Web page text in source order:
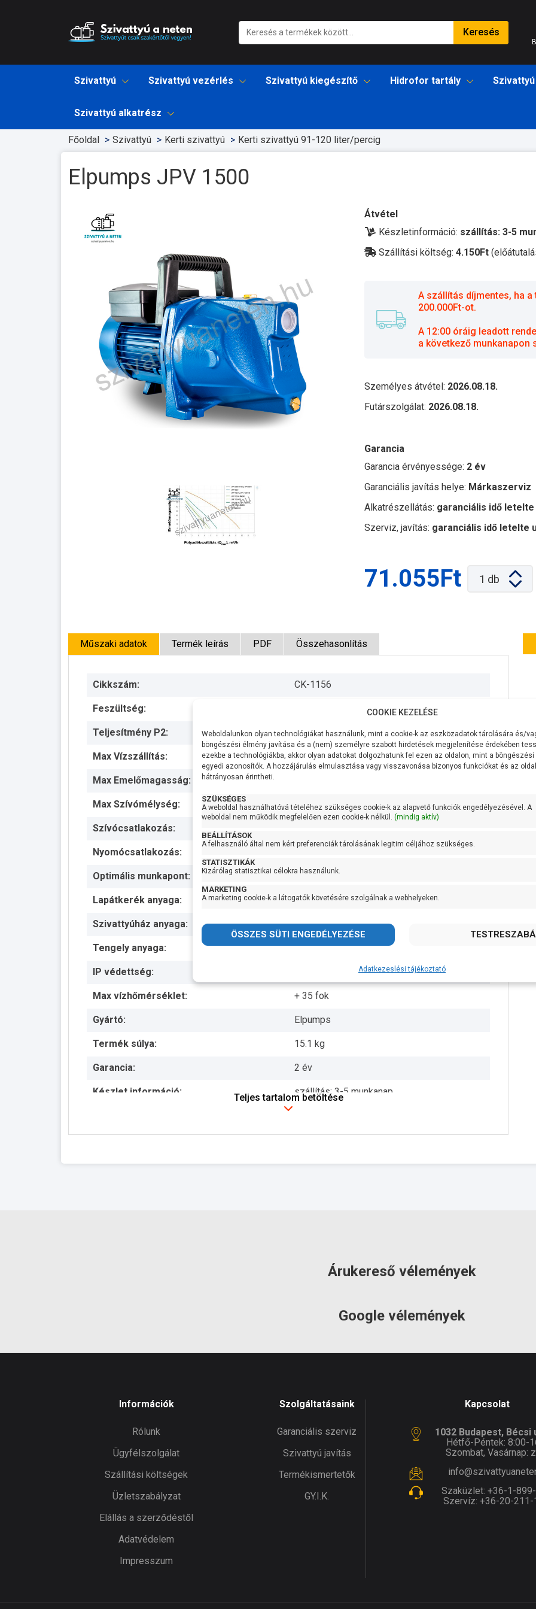
Keresés
Szivattyú Szivattyú vezérlés Szivattyú kiegészítő Hidrofor tartály
Szivattyú alkatrész
Főoldal Szivattyú Kerti szivattyú Kerti szivattyú 91-120 liter/percig
Elpumps JPV 1500
Átvétel
Készletinformáció: szállítás: 3-5
Szállítási költség: 4.150Ft
A szállítás díjmentes, ha
200.000Ft-ot.
A 12:00 óráig leadott
a következő munkanapon
Személyes átvétel: 2026.08.18.
Futárszolgálat: 2026.08.18.
Garancia
Garancia érvényessége: 2 év
Garanciális javítás helye: Márkaszerviz
Alkatrészellátás: garanciális idő letelte
Szerviz, javítás: garanciális idő letelte
71.055Ft 1 db
Műszaki adatok Termék leírás PDF Összehasonlítás
Cikkszám: CK-1156
Feszültség:
Teljesítmény P2: 1500W
Max Vízszállítás: 105 liter/perc
Max Emelőmagasság:
Max Szívómélység: 9 méter
Szívócsatlakozás:
Nyomócsatlakozás: 1 coll
Optimális munkapont: 25 méteren 55 liter/perc
Lapátkerék anyaga: Noryl PPO
Szivattyúház anyaga: Öntvény
Tengely anyaga: Rozsdamentes acél
IP védettség:
Max vízhőmérséklet: + 35 fok
Gyártó: Elpumps
Termék súlya: 15.1 kg
Garancia: 2 év
Készlet információ: szállítás: 3-5 munkanap
Teljes tartalom betöltése
Árukereső vélemények
Google vélemények
Információk
Rólunk
Ügyfélszolgálat
Szállítási költségek
Üzletszabályzat
Elállás a szerződéstől
Adatvédelem
Impresszum
Szolgáltatásaink
Garanciális szerviz
Szivattyú javítás
Termékismertetők
GY.I.K.
Kapcsolat
1032 Budapest, Bécsi
Hétfő-Péntek: 8:00-
Szombat, Vasárnap:
Szaküzlet: +36-1-
Szervíz: +36-20-211-
COOKIE KEZELÉSE
Weboldalunkon olyan technológiákat használunk, mint a cookie-k az eszközadatok tárolására és/
böngészési élmény javítása és a (nem) személyre szabott hirdetések megjelenítése érdekében
ezekbe a technológiákba, akkor olyan adatokat dolgozhatunk fel ezen az oldalon, mint a
egyedi azonosítók. A hozzájárulás elmulasztása vagy visszavonása bizonyos funkciókat és az
hátrányosan érintheti.
SZÜKSÉGES
A weboldal használhatóvá tételéhez szükséges cookie-k az alapvető funkciók engedélyezésével. A
weboldal nem működik megfelelően ezen cookie-k nélkül. (mindig aktív)
BEÁLLÍTÁSOK
A felhasználó által nem kért preferenciák tárolásának legitim céljához szükséges.
STATISZTIKÁK
Kizárólag statisztikai célokra használunk.
MARKETING
A marketing cookie-k a látogatók követésére szolgálnak a webhelyeken.
Adatkezeslési tájékoztató